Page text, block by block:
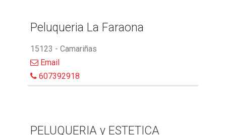
Peluqueria La Faraona
15123 - Camariñas
Email
607392918
PELUQUERIA y ESTETICA